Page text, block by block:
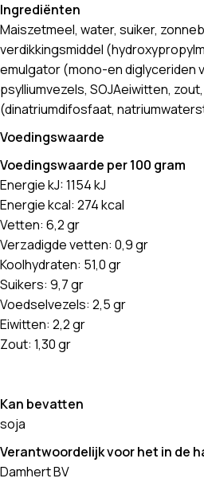
Ingrediënten
Maiszetmeel, water, suiker,
verdikkingsmiddel
emulgator (mono-en diglyceriden
psylliumvezels, SOJAeiwitten,
(dinatriumdifosfaat,
Voedingswaarde
Voedingswaarde per 100 gram
Energie kJ: 1154 kJ
Energie kcal: 274 kcal
Vetten: 6,2 gr
Verzadigde vetten: 0,9 gr
Koolhydraten: 51,0 gr
Suikers: 9,7 gr
Voedselvezels: 2,5 gr
Eiwitten: 2,2 gr
Zout: 1,30 gr
Kan bevatten
soja
Verantwoordelijk voor het in de
Damhert BV